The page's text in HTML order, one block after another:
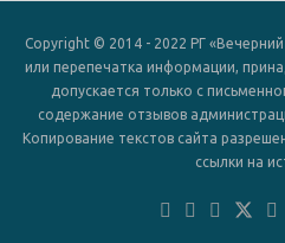
Copyright © 2014 - 2022 РГ
или перепечатка информации,
допускается только с
содержание отзывов
Копирование текстов сайта
ссылки на